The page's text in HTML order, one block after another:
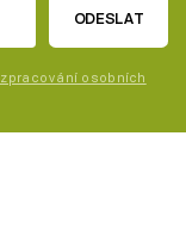
ODESLAT
osobních